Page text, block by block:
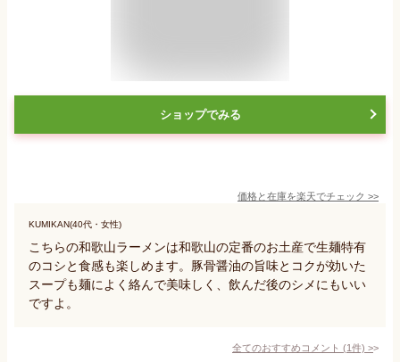
ショップでみる
価格と在庫を楽天でチェック >>
KUMIKAN(40代・女性)
こちらの和歌山ラーメンは和歌山の定番のお土産で生麺特有
のコシと食感も楽しめます。豚骨醤油の旨味とコクが効いた
スープも麺によく絡んで美味しく、飲んだ後のシメにもいい
ですよ。
全てのおすすめコメント (1件) >